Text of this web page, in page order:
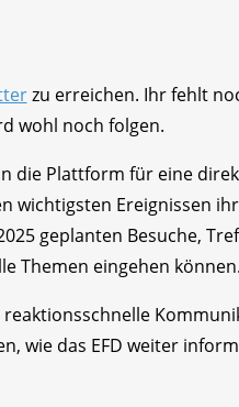
zu erreichen. Ihr fehlt
wohl noch folgen.
die Plattform für eine
wichtigsten Ereignissen
geplanten Besuche,
Themen eingehen können.
wie das EFD weiter